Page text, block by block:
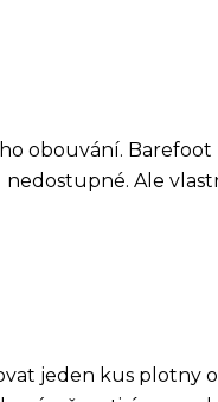
obouvání. Barefoot
Ale
jeden kus plotny